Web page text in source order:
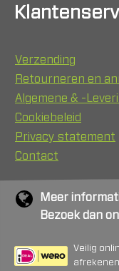
Verzending
Retourneren en
Algemene & -
Cookiebeleid
Privacy statement
Contact
Meer
Bezoek dan
Veilig